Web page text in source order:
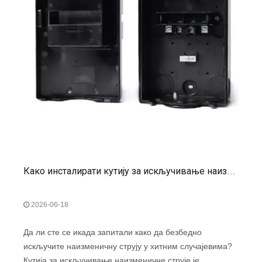
Како инсталирати кутију за искључивање наизменичне струје: водич корак по корак
2026-06-18
Да ли сте се икада запитали како да безбедно
искључите наизменичну струју у хитним случајевима?